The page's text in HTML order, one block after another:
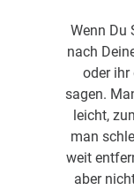
Wenn Du
nach
oder ihr
sagen.
leicht,
man
weit
aber